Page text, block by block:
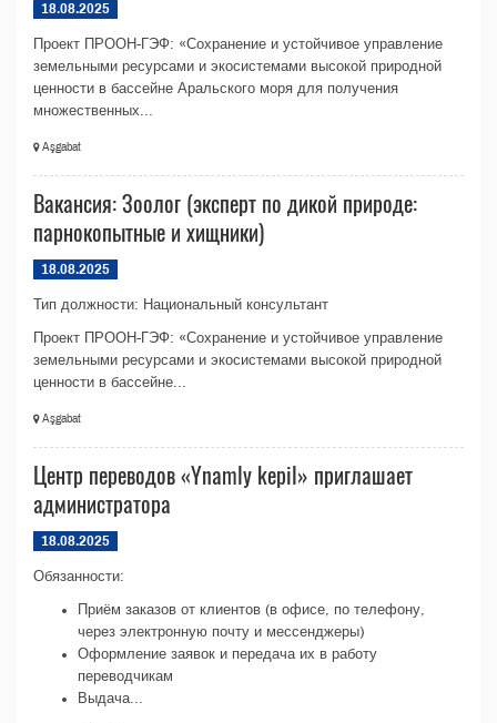
18.08.2025
Проект ПРООН-ГЭФ: «Сохранение и устойчивое управление
земельными ресурсами и экосистемами высокой природной
ценности в бассейне Аральского моря для получения
множественных...
Aşgabat
Вакансия: Зоолог (эксперт по дикой природе:
парнокопытные и хищники)
18.08.2025
Тип должности: Национальный консультант
Проект ПРООН-ГЭФ: «Сохранение и устойчивое управление
земельными ресурсами и экосистемами высокой природной
ценности в бассейне...
Aşgabat
Центр переводов «Ynamly kepil» приглашает
администратора
18.08.2025
Обязанности:
Приём заказов от клиентов (в офисе, по телефону,
через электронную почту и мессенджеры)
Оформление заявок и передача их в работу
переводчикам
Выдача...